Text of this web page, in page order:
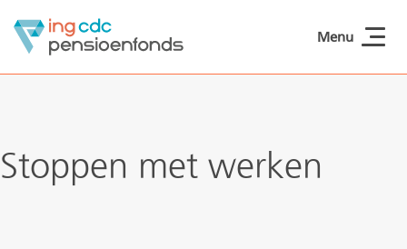
Naar hoofdinhoud
ING CDCpensioen
Menu
Stoppen met werken